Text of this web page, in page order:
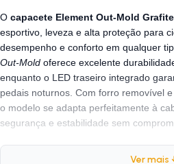
O capacete Element Out-Mold
esportivo, leveza e alta proteção para
desempenho e conforto em qualquer
Out-Mold oferece excelente
enquanto o LED traseiro integrado
pedais noturnos. Com forro removível
o modelo se adapta perfeitamente à
segurança e estabilidade sem
Ver mais